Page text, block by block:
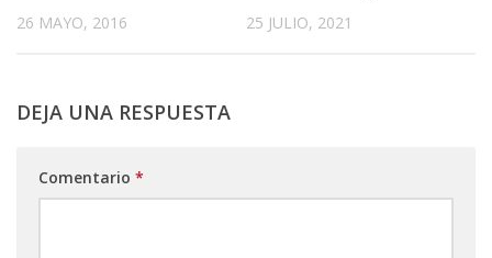
26 MAYO, 2016 25 JULIO, 2021
DEJA UNA RESPUESTA
Comentario *